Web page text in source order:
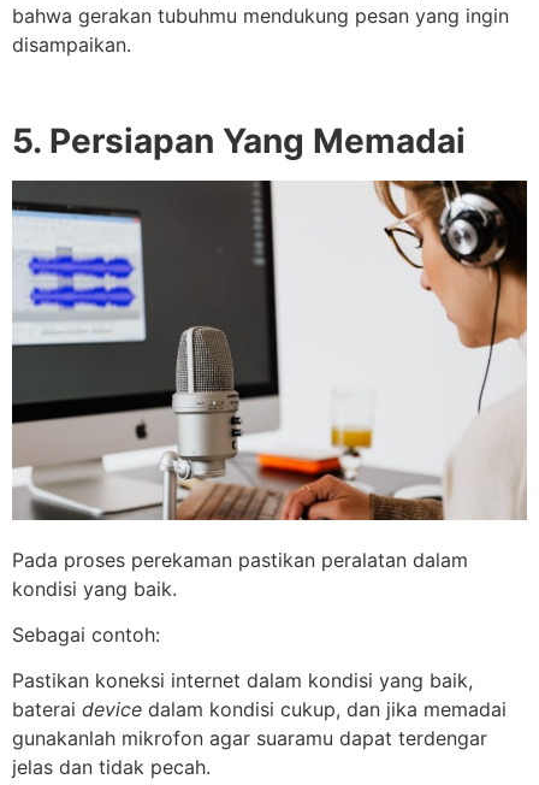
bahwa gerakan tubuhmu mendukung pesan yang ingin
disampaikan.
5. Persiapan Yang Memadai
Pada proses perekaman pastikan peralatan dalam
kondisi yang baik.
Sebagai contoh:
Pastikan koneksi internet dalam kondisi yang baik,
baterai device dalam kondisi cukup, dan jika memadai
gunakanlah mikrofon agar suaramu dapat terdengar
jelas dan tidak pecah.